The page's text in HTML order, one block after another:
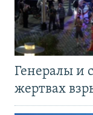
Генералы и
жертвах